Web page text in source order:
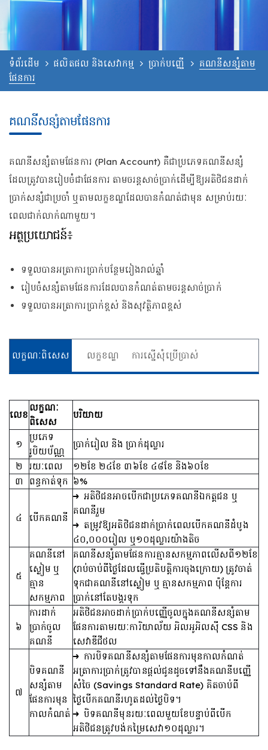
ទំព័រដើម ផលិតផល និងសេវាកម្ម ប្រាក់បញ្ញើ
គណនីសន្សំតាម
ផែនការ
គណនីសន្សំតាមផែនការ
គណនីសន្សំតាមផែនការ (Plan Account) គឺជាប្រភេទគណនីសន្សំ
ដែលត្រូវបានរៀបចំជាផែនការ តាមចរន្តសាច់ប្រាក់ដើម្បីឱ្យអតិថិជនដាក់
ប្រាក់សន្សំជាប្រចាំ ឬតាមលក្ខខណ្ឌដែលបានកំណត់ជាមុន សម្រាប់រយៈ
ពេលជាក់លាក់ណាមួយ។
អត្ថប្រយោជន៍៖
ទទួលបានអត្រាការប្រាក់បន្ថែមរៀងរាល់ឆ្នាំ
រៀបចំសន្សំតាមផែនការដែលបានកំណត់តាមចរន្តសាច់ប្រាក់
ទទួលបានអត្រាការប្រាក់ខ្ពស់ និងសុវត្ថិភាពខ្ពស់
លក្ខណៈពិសេស លក្ខខណ្ឌ ការស្នើសុំប្រើប្រាស់
លេខ
លក្ខណៈ
ពិសេស
បរិយាយ
១
ប្រភេទ
រូបិយប័ណ្ណ
ប្រាក់រៀល និង ប្រាក់ដុល្លារ
២
រយៈពេល
១២ខែ ២៤ខែ ៣៦ខែ ៤៨ខែ និង៦០ខែ
៣
ពន្ធកាត់ទុក ៦%
៤ បើកគណនី
អតិថិជនអាចបើកជាប្រភេទគណនីឯកត្តជន ឬ
គណនីរួម
តម្រូវឱ្យអតិថិជនដាក់ប្រាក់ពេលបើកគណនីដំបូង
៤០,០០០រៀល ឬ១០ដុល្លារយ៉ាងតិច
៥
គណនីនៅ
ស្ងៀម ឬ
គ្មាន
សកម្មភាព
គណនីសន្សំតាមផែនការគ្មានសកម្មភាពលើសពី១២ខែ
(រាប់ចាប់ពីថ្ងៃដែលធ្វើប្រតិបត្តិការចុងក្រោយ) ត្រូវចាត់
ទុកជាគណនីនៅស្ងៀម ឬ គ្មានសកម្មភាព ប៉ុន្តែការ
ប្រាក់នៅតែបង្គរទុក
៦
ការដាក់
ប្រាក់ចូល
គណនី
អតិថិជនអាចដាក់ប្រាក់បញ្ញើចូលក្នុងគណនីសន្សំតាម
ផែនការតាមរយៈការិយាល័យ អិលអូអិលស៊ី CSS និង
សេវាឌីជីថល
៧
បិទគណនី
សន្សំតាម
ផែនការមុន
កាលកំណត់
ការបិទគណនីសន្សំតាមផែនការមុនកាលកំណត់
អត្រាការប្រាក់ត្រូវបានផ្តល់ជូនដូចទៅនឹងគណនីបញ្ញើ
សំចៃ (Savings Standard Rate) គិតចាប់ពី
ថ្ងៃបើកគណនីរហូតដល់ថ្ងៃបិទ។
បិទគណនីមុនរយៈពេលមួយខែបន្ទាប់ពីបើក
អតិថិជនត្រូវបង់កម្រៃសេវា១០ដុល្លារ។